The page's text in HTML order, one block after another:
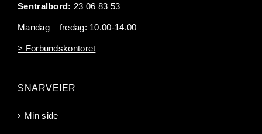
Sentralbord: 23 06 83 53
Mandag – fredag: 10.00-14.00
> Forbundskontoret
SNARVEIER
Min side